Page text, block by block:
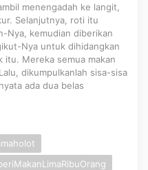
menengadah ke langit,
Selanjutnya, roti itu
Nya, kemudian diberikan
Nya untuk dihidangkan
itu. Mereka semua makan
dikumpulkanlah sisa-sisa
ada dua belas